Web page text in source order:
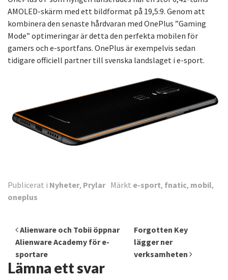
AMOLED-skärm med ett bildformat på 19,5:9. Genom att
kombinera den senaste hårdvaran med OnePlus ”Gaming
Mode” optimeringar är detta den perfekta mobilen för
gamers och e-sportfans. OnePlus är exempelvis sedan
tidigare officiell partner till svenska landslaget i e-sport.
Publicerat i Nyheter, Prylar Märkt e-sport, fnatic, mobil,
oneplus
Inläggsnavigering
Alienware och Tobii öppnar
Alienware Academy för e-
sportare
Forgotten Key
lägger ner
verksamheten
Lämna ett svar